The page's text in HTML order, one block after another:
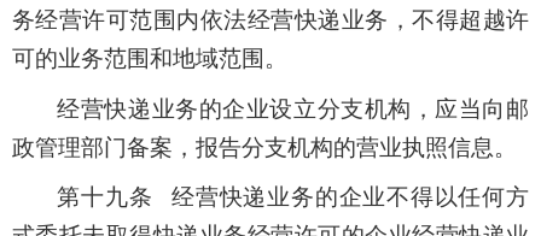
务经营许可范围内依法经营快递业务，不得超越许
可的业务范围和地域范围。
经营快递业务的企业设立分支机构，应当向邮
政管理部门备案，报告分支机构的营业执照信息。
第十九条 经营快递业务的企业不得以任何方